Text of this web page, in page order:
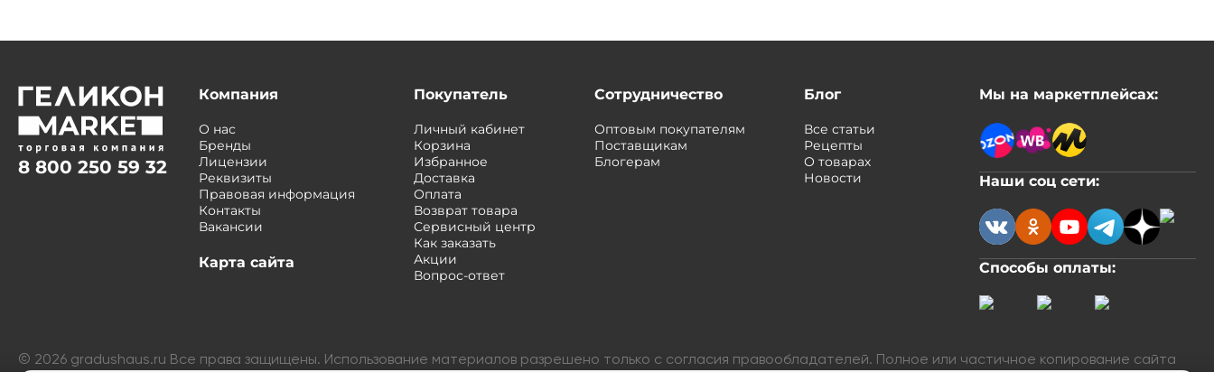
8 800 250 59 32
Компания
О нас
Бренды
Лицензии
Реквизиты
Правовая информация
Контакты
Вакансии
Карта сайта
Покупатель
Личный кабинет
Корзина
Избранное
Доставка
Оплата
Возврат товара
Сервисный центр
Как заказать
Акции
Вопрос-ответ
Сотрудничество
Оптовым покупателям
Поставщикам
Блогерам
Блог
Все статьи
Рецепты
О товарах
Новости
Мы на маркетплейсах:
Наши соц сети:
Способы оплаты:
© 2026 gradushaus.ru Все права защищены. Использование материалов разрешено только с согласия правообладателей. Полное или частичное копирование сайта